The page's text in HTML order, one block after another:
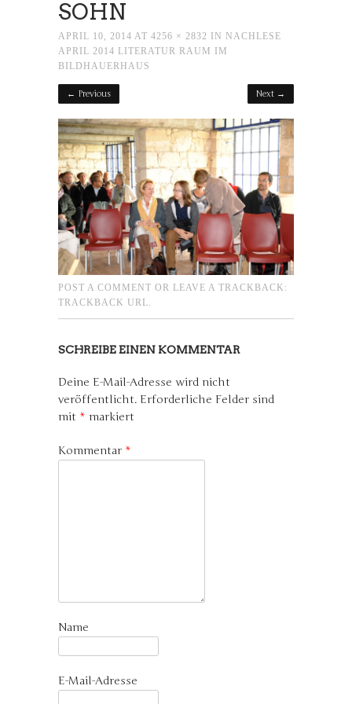
SOHN
APRIL 10, 2014 AT 4256 × 2832 IN NACHLESE
APRIL 2014 LITERATUR RAUM IM
BILDHAUERHAUS
← Previous Next →
POST A COMMENT OR LEAVE A TRACKBACK:
TRACKBACK URL.
SCHREIBE EINEN KOMMENTAR
Deine E-Mail-Adresse wird nicht
veröffentlicht. Erforderliche Felder sind
mit * markiert
Kommentar *
Name
E-Mail-Adresse